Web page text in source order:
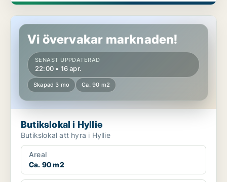
Butikslokal i Hyllie
Vi övervakar marknaden!
SENAST UPPDATERAD
22:00 • 16 apr.
Skapad 3 mo Ca. 90 m2
Butikslokal i Hyllie
Butikslokal att hyra i Hyllie
Areal
Ca. 90 m2